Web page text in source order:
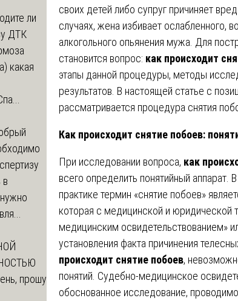
своих детей либо супруг причиняет
случаях, жена избивает ослабленного,
алкогольного опьянения мужа. Для
становится вопрос: как происходит
этапы данной процедуры, методы
результатов. В настоящей статье с
рассматривается процедура снятия
Как происходит снятие побоев:
При исследовании вопроса, как
всего определить понятийный аппарат.
практике термин «снятие побоев»
которая с медицинской и юридической
медицинским освидетельствованием»
установления факта причинения
происходит снятие побоев,
понятий. Судебно-медицинское
обоснованное исследование,
ли
ДТК
какая
прошу